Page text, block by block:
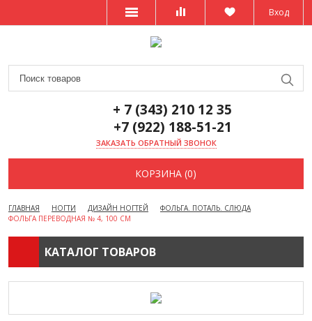
Вход
+ 7 (343) 210 12 35
+7 (922) 188-51-21
ЗАКАЗАТЬ ОБРАТНЫЙ ЗВОНОК
КОРЗИНА (0)
ГЛАВНАЯ НОГТИ ДИЗАЙН НОГТЕЙ
ФОЛЬГА. ПОТАЛЬ. СЛЮДА
ФОЛЬГА ПЕРЕВОДНАЯ № 4, 100 СМ
КАТАЛОГ ТОВАРОВ